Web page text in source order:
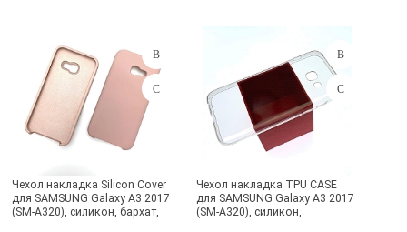
Чехол накладка Silicon Cover
для SAMSUNG Galaxy A3 2017
(SM-A320), силикон, бархат,
Чехол накладка TPU CASE
для SAMSUNG Galaxy A3 2017
(SM-A320), силикон,